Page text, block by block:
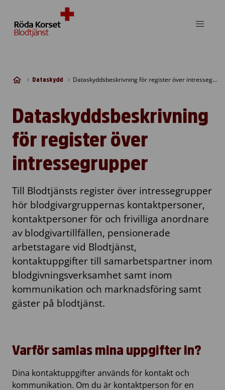
Dataskydd Dataskyddsbeskrivning för register över intressegrupper
Dataskyddsbeskrivning
för register över
intressegrupper
Till Blodtjänsts register över intressegrupper
hör blodgivargruppernas kontaktpersoner,
kontaktpersoner för och frivilliga anordnare
av blodgivartillfällen, pensionerade
arbetstagare vid Blodtjänst,
kontaktuppgifter till samarbetspartner inom
blodgivningsverksamhet samt inom
kommunikation och marknadsföring samt
gäster på blodtjänst.
Varför samlas mina uppgifter in?
Dina kontaktuppgifter används för kontakt och
kommunikation. Om du är kontaktperson för en